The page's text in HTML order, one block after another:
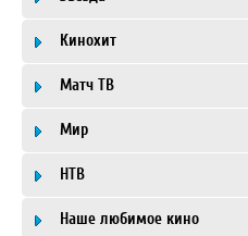
Кинохит
Матч ТВ
Мир
НТВ
Наше любимое кино